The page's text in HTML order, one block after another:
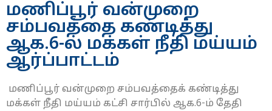
மணிப்பூர் வன்முறை
சம்பவத்தை கண்டித்து
ஆக.6-ல் மக்கள் நீதி மய்யம்
ஆர்ப்பாட்டம்
மணிப்பூர் வன்முறை சம்பவத்தைக் கண்டித்து
மக்கள் நீதி மய்யம் கட்சி சார்பில் ஆக.6-ம் தேதி